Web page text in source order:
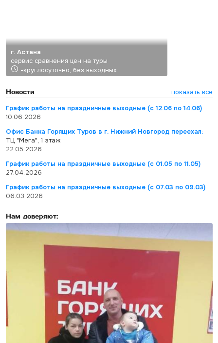
г. Астана
сервис сравнения цен на туры
-круглосуточно, без выходных
Новости
показать все
График работы на праздничные выходные (с 12.06 по 14.06)
10.06.2026
Офис Банка Горящих Туров в г. Нижний Новгород переехал:
ТЦ "Мега", 1 этаж
22.05.2026
График работы на праздничные выходные (с 01.05 по 11.05)
27.04.2026
График работы на праздничные выходные (с 07.03 по 09.03)
06.03.2026
Нам доверяют: